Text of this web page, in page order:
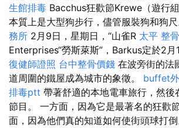
生館排毒 Bacchus狂歡節Krewe（遊行
本質上是大型狗步行，儘管服裝狗和狗尺
務所 2月9日，星期日，“山雀R 太平 整骨
Enterprises“勞斯萊斯”，Barkus定於2月
復健師證照 台中整骨價錢 在波旁街的法
道周圍的鐵屋成為城市的象徵。 buffet
排毒ptt 帶著舒適的本地電車旅行，然後
節目。 一方面，因為它是最著名的狂歡
面，因為他們真的知道如何使街頭球打倒